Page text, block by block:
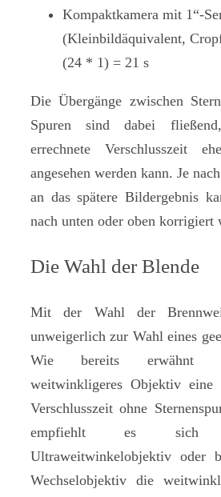
Kompaktkamera mit 1“-
(Kleinbildäquivalent,
(24 * 1) = 21 s
Die Übergänge zwischen
Spuren sind dabei
errechnete Verschlusszeit
angesehen werden kann. Je
an das spätere Bildergebnis
nach unten oder oben korrigiert
Die Wahl der Blende
Mit der Wahl der
unweigerlich zur Wahl eines
Wie bereits erwähnt
weitwinkligeres Objektiv eine
Verschlusszeit ohne
empfiehlt es sich
Ultraweitwinkelobjektiv oder
Wechselobjektiv die